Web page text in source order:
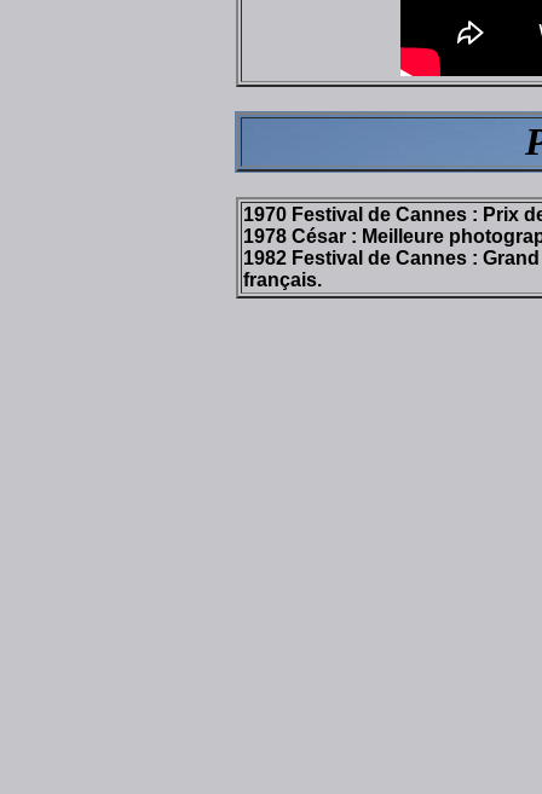
1970 Festival de Cannes : Prix
1978 César : Meilleure
1982 Festival de Cannes :
français.